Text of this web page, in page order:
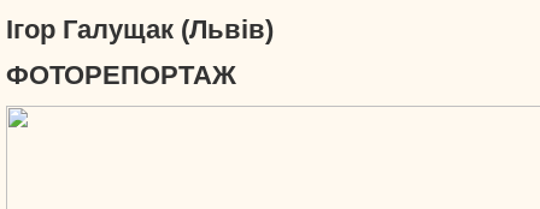
Ігор Галущак (Львів)
ФОТОРЕПОРТАЖ